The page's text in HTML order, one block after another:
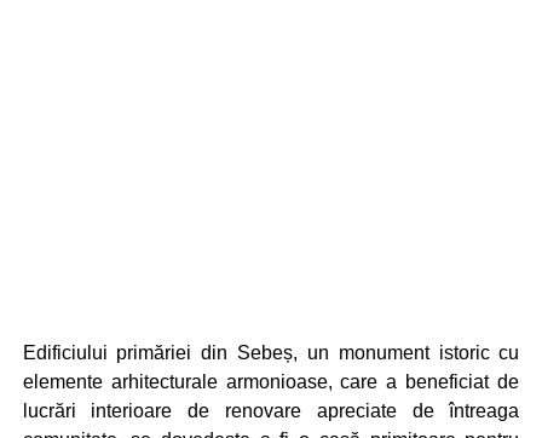
Edificiului primăriei din Sebeș, un monument istoric cu
elemente arhitecturale armonioase, care a beneficiat de
lucrări interioare de renovare apreciate de întreaga